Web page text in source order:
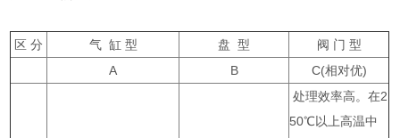
区 分 气 缸 型 盘 型
阀 门 型
A
B C(相对优)
处理效率高。在2
50℃以上高温中